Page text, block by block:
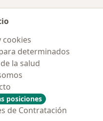
cookies
determinados
la salud
posiciones
de Contratación